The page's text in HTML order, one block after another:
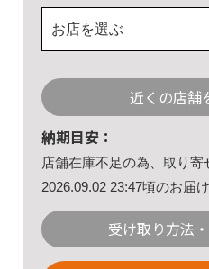
お店を選ぶ
近くの店舗
納期目安：
店舗在庫不足の為、取り寄
2026.09.02 23:47頃のお届
受け取り方法